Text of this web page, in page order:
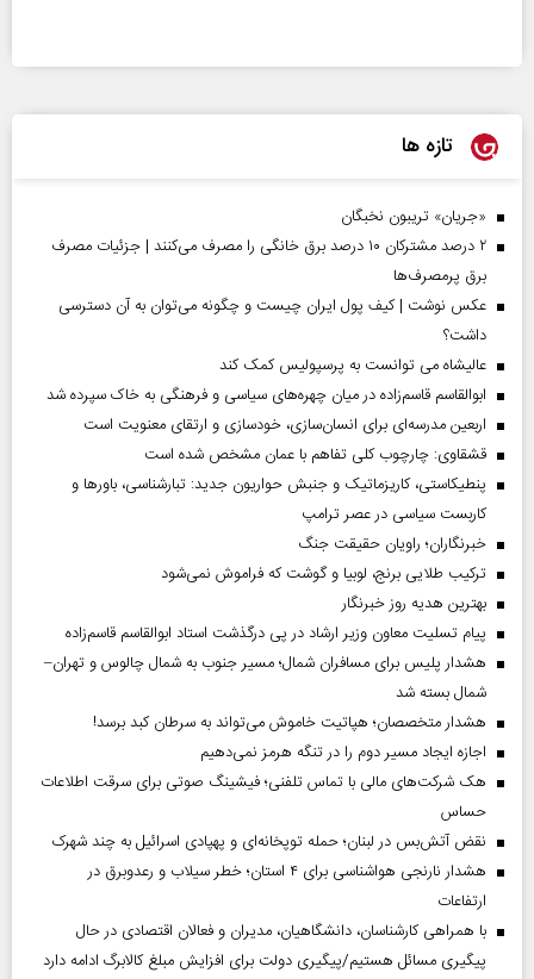
تازه ها
«جریان» تریبون نخبگان
۲ درصد مشترکان ۱۰ درصد برق خانگی را مصرف می‌کنند | جزئیات مصرف
برق پرمصرف‌ها
عکس نوشت | کیف پول ایران چیست و چگونه می‌توان به آن دسترسی
داشت؟
عالیشاه می توانست به پرسپولیس کمک کند
ابوالقاسم قاسم‌زاده در میان چهره‌های سیاسی و فرهنگی به خاک سپرده شد
اربعین مدرسه‌ای برای انسان‌سازی، خودسازی و ارتقای معنویت است
قشقاوی: چارچوب کلی تفاهم با عمان مشخص شده است
پنطیکاستی، کاریزماتیک و جنبش حواریون جدید: تبارشناسی، باور‌ها و
کاربست سیاسی در عصر ترامپ
خبرنگاران؛ راویان حقیقت جنگ
ترکیب طلایی برنج، لوبیا و گوشت که فراموش نمی‌شود
بهترین هدیه روز خبرنگار
پیام تسلیت معاون وزیر ارشاد در پی درگذشت استاد ابوالقاسم قاسم‌زاده
هشدار پلیس برای مسافران شمال؛ مسیر جنوب به شمال چالوس و تهران–
شمال بسته شد
هشدار متخصصان؛ هپاتیت خاموش می‌تواند به سرطان کبد برسد!
اجازه ایجاد مسیر دوم را در تنگه هرمز نمی‌دهیم
هک شرکت‌های مالی با تماس تلفنی؛ فیشینگ صوتی برای سرقت اطلاعات
حساس
نقض آتش‌بس در لبنان؛ حمله توپخانه‌ای و پهپادی اسرائیل به چند شهرک
هشدار نارنجی هواشناسی برای ۴ استان؛ خطر سیلاب و رعدوبرق در
ارتفاعات
با همراهی کارشناسان، دانشگاهیان، مدیران و فعالان اقتصادی در حال
پیگیری مسائل هستیم/پیگیری دولت برای افزایش مبلغ کالابرگ ادامه دارد